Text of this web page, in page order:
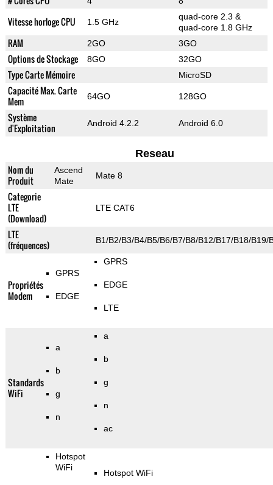
Vitesse horloge CPU 1.5 GHz
quad-core 2.3 &
quad-core 1.8 GHz
RAM 2GO 3GO
Options de Stockage 8GO 32GO
Type Carte Mémoire MicroSD
Capacité Max. Carte
Mem
64GO 128GO
Système
d'Exploitation
Android 4.2.2 Android 6.0
Reseau
Nom du
Produit
Ascend
Mate
Mate 8
Categorie
LTE
(Download)
LTE CAT6
LTE
(fréquences)
B1/B2/B3/B4/B5/B6/B7/B8/B12/B17/B18/B19/
Propriétés
Modem
GPRS
EDGE
GPRS
EDGE
LTE
Standards
WiFi
a
b
g
n
a
b
g
n
ac
Hotspot
WiFi
Hotspot WiFi